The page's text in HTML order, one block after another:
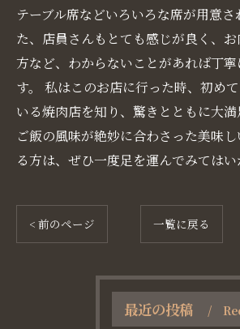
テーブル席などいろいろな席が用意さ
た、店員さんもとても感じが良く、
方など、わからないことがあれば丁
す。 私はこのお店に行った時、初め
いる焼肉店を知り、驚きとともに大
ご飯の風味が絶妙に合わさった美味
る方は、ぜひ一度足を運んでみてはい
< 前のページ 一覧に戻る
最近の投稿